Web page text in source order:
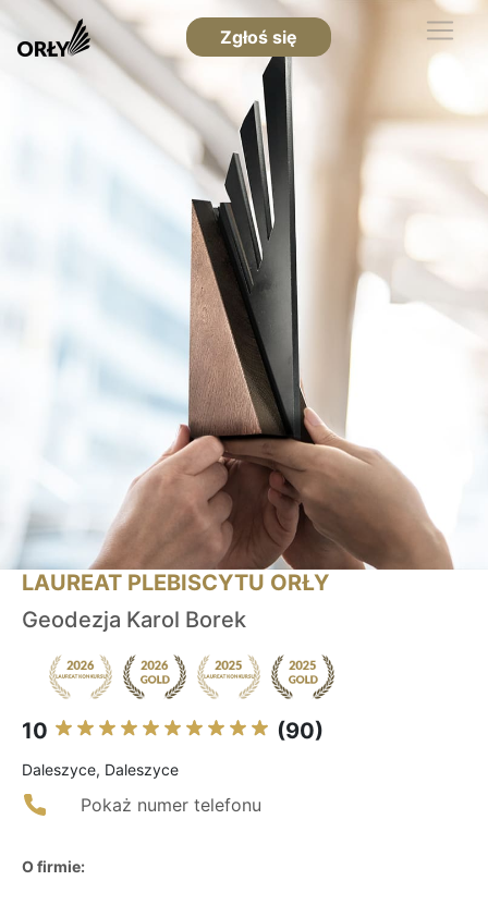
Zgłoś się
LAUREAT PLEBISCYTU ORŁY
Geodezja Karol Borek
10 (90)
Daleszyce, Daleszyce
Pokaż numer telefonu
O firmie: